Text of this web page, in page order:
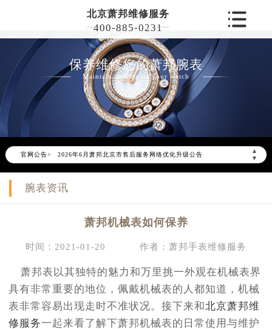
北京萧邦维修服务
400-885-0231
保养维修您的萧邦腕表
Maintain and repair your watch
官网公告>
▲
▼
2026年6月萧邦北京市售后服务网络优化升级公告
2026年6月北京市萧邦官方售后客户服务热线：400-885-0231
2026年6月萧邦售后服务中心最新网点地址：
节假日正常营业！
腕表资讯
萧邦机械表如何保养
时间：2021-01-20 作者：萧邦手表维修服务
萧邦表以其独特的魅力和万里挑一外观在机械表界
具有非常重要的地位，佩戴机械表的人都知道，机械
表非常容易出现走时不准状况。接下来和北京萧邦维
修服务一起来看了解下萧邦机械表的日常使用与维护